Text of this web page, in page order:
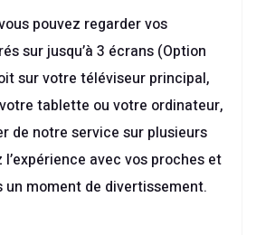
pouvez regarder vos
sur jusqu’à 3 écrans (Option
sur votre téléviseur principal,
tablette ou votre ordinateur,
de notre service sur plusieurs
avec vos proches et
un moment de divertissement.